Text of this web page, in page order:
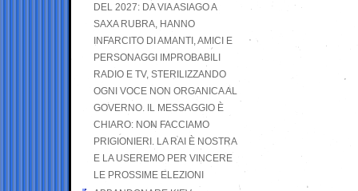
DEL 2027: DA VIA ASIAGO A
SAXA RUBRA, HANNO
INFARCITO DI AMANTI, AMICI E
PERSONAGGI IMPROBABILI
RADIO E TV, STERILIZZANDO
OGNI VOCE NON ORGANICA AL
GOVERNO. IL MESSAGGIO È
CHIARO: NON FACCIAMO
PRIGIONIERI. LA RAI È NOSTRA
E LA USEREMO PER VINCERE
LE PROSSIME ELEZIONI